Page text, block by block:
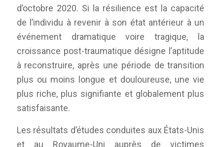
d’octobre 2020. Si la résilience est la capacité
de l’individu à revenir à son état antérieur à un
événement dramatique voire tragique, la
croissance post-traumatique désigne l’aptitude
à reconstruire, après une période de transition
plus ou moins longue et douloureuse, une vie
plus riche, plus signifiante et globalement plus
satisfaisante.
Les résultats d’études conduites aux États-Unis
et au Royaume-Uni auprès de victimes